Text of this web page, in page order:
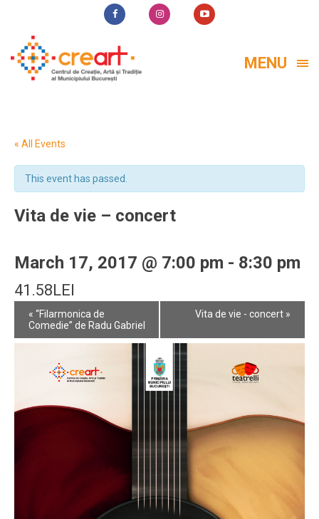
MENU
« All Events
This event has passed.
Vita de vie – concert
March 17, 2017 @ 7:00 pm - 8:30 pm
41.58LEI
Event
Navigation
« “Filarmonica de
Comedie” de Radu Gabriel
Vita de vie - concert »